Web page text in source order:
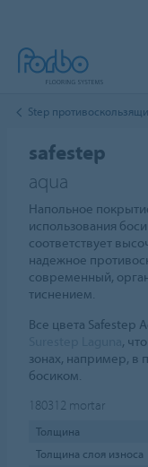
Step
safestep
aqua
Напольное
использования
соответствует
надежное
современный,
тиснением.
Все цвета Safestep
,
зонах, например, в
босиком.
180312 mortar
Толщина
Толщина слоя износа